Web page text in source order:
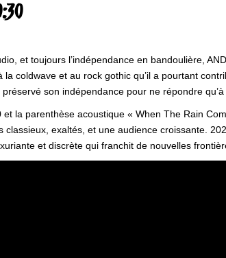
et toujours l’indépendance en bandoulière,
coldwave et au rock gothic qu’il a pourtant
son indépendance pour ne répondre qu’à
la parenthèse acoustique « When The Rain
classieux, exaltés, et une audience croissante.
et discrète qui franchit de nouvelles